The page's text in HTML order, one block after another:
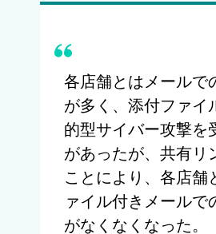
各店舗とはメールで
が多く、添付ファイ
的型サイバー攻撃を
があったが、共有リ
ことにより、各店舗
ァイル付きメールで
がなくなくなった。